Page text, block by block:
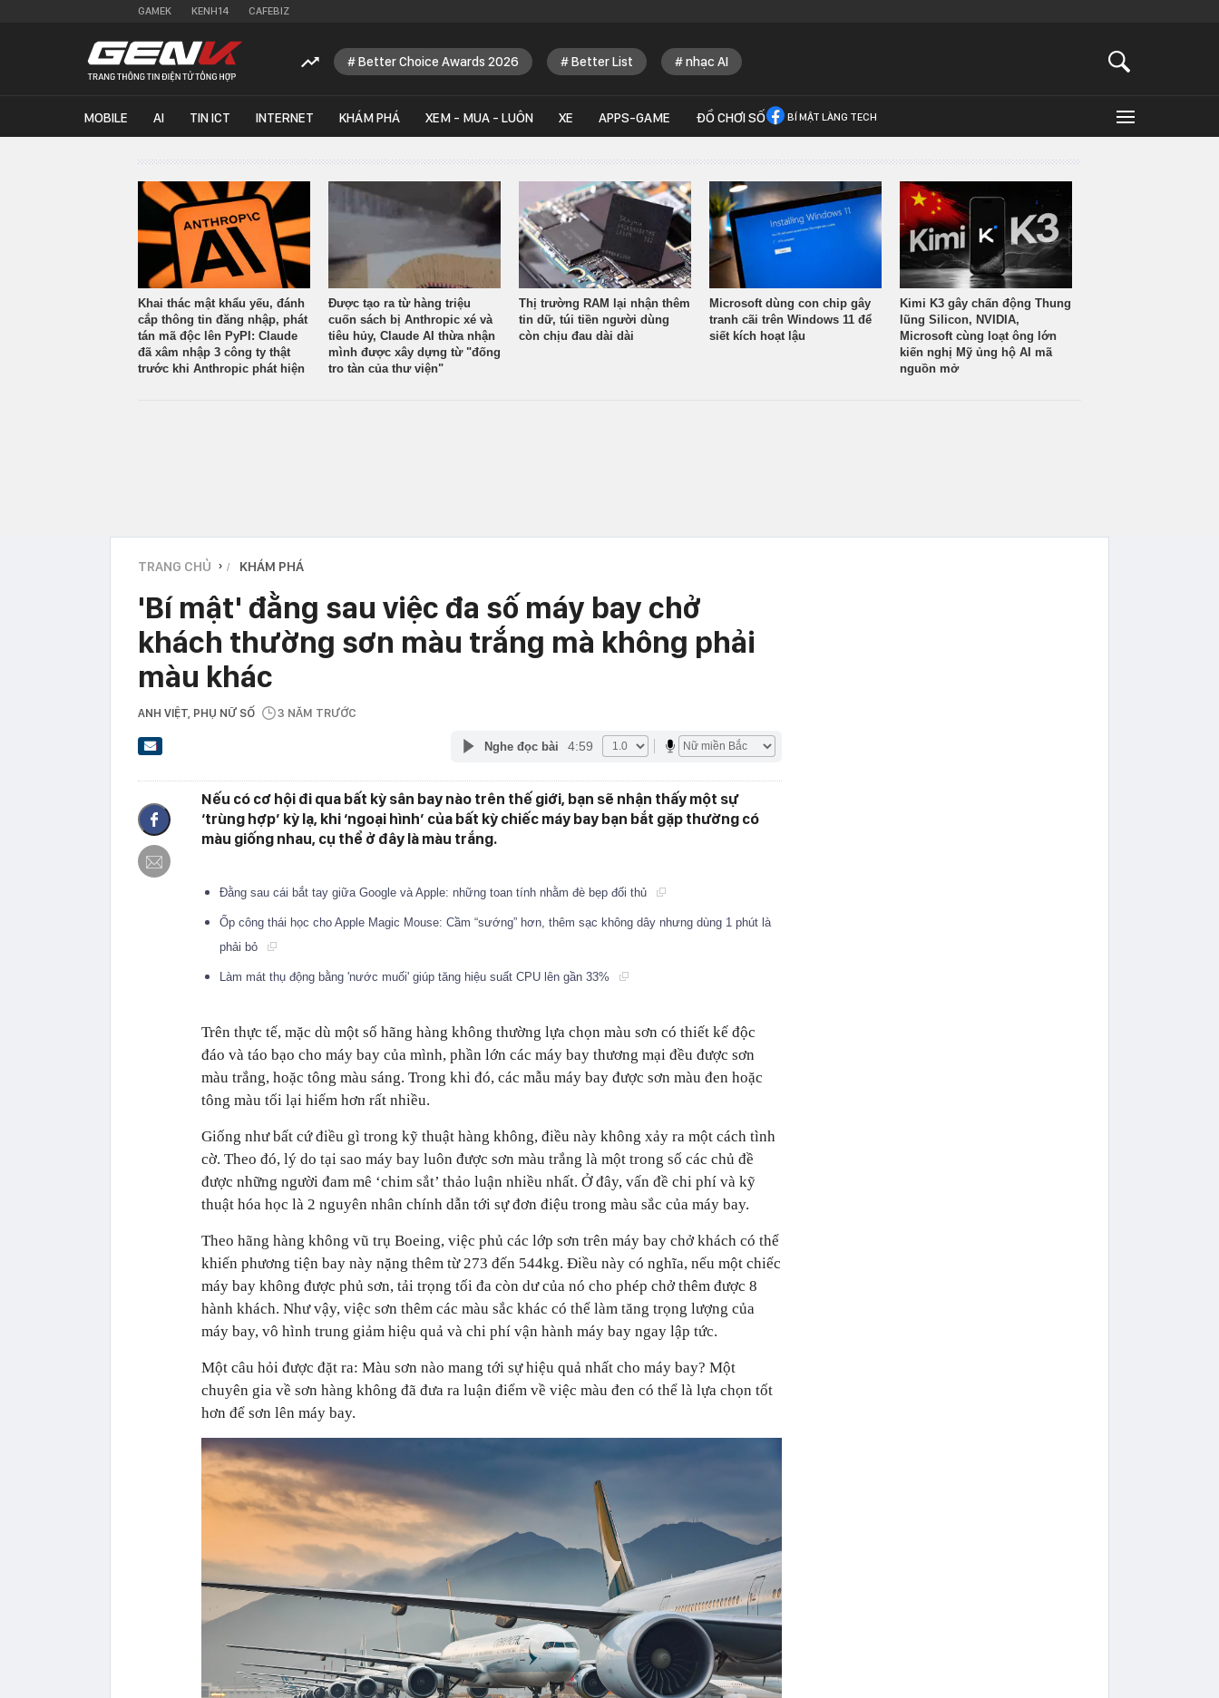
GAMEK KENH14 CAFEBIZ
Better Choice Awards 2026 Better List nhạc AI
MOBILE AI TIN ICT INTERNET KHÁM PHÁ XEM - MUA - LUÔN XE APPS-GAME ĐỒ CHƠI SỐ BÍ MẬT LÀNG TECH
Khai thác mật khẩu yếu, đánh
cắp thông tin đăng nhập, phát
tán mã độc lên PyPI: Claude
đã xâm nhập 3 công ty thật
trước khi Anthropic phát hiện
Được tạo ra từ hàng triệu
cuốn sách bị Anthropic xé và
tiêu hủy, Claude AI thừa nhận
mình được xây dựng từ "đống
tro tàn của thư viện"
Thị trường RAM lại nhận thêm
tin dữ, túi tiền người dùng
còn chịu đau dài dài
Microsoft dùng con chip gây
tranh cãi trên Windows 11 để
siết kích hoạt lậu
Kimi K3 gây chấn động Thung
lũng Silicon, NVIDIA,
Microsoft cùng loạt ông lớn
kiến nghị Mỹ ủng hộ AI mã
nguồn mở
TRANG CHỦ › KHÁM PHÁ
'Bí mật' đằng sau việc đa số máy bay chở
khách thường sơn màu trắng mà không phải
màu khác
ANH VIỆT , PHỤ NỮ SỐ 3 NĂM TRƯỚC
Nghe đọc bài 4:59
Nếu có cơ hội đi qua bất kỳ sân bay nào trên thế giới, bạn sẽ nhận thấy một sự
‘trùng hợp’ kỳ lạ, khi ‘ngoại hình’ của bất kỳ chiếc máy bay bạn bắt gặp thường có
màu giống nhau, cụ thể ở đây là màu trắng.
Đằng sau cái bắt tay giữa Google và Apple: những toan tính nhằm đè bẹp đối thủ
Ốp công thái học cho Apple Magic Mouse: Cầm “sướng” hơn, thêm sạc không dây nhưng dùng 1 phút là
phải bỏ
Làm mát thụ động bằng 'nước muối' giúp tăng hiệu suất CPU lên gần 33%
Trên thực tế, mặc dù một số hãng hàng không thường lựa chọn màu sơn có thiết kế độc
đáo và táo bạo cho máy bay của mình, phần lớn các máy bay thương mại đều được sơn
màu trắng, hoặc tông màu sáng. Trong khi đó, các mẫu máy bay được sơn màu đen hoặc
tông màu tối lại hiếm hơn rất nhiều.
Giống như bất cứ điều gì trong kỹ thuật hàng không, điều này không xảy ra một cách tình
cờ. Theo đó, lý do tại sao máy bay luôn được sơn màu trắng là một trong số các chủ đề
được những người đam mê ‘chim sắt’ thảo luận nhiều nhất. Ở đây, vấn đề chi phí và kỹ
thuật hóa học là 2 nguyên nhân chính dẫn tới sự đơn điệu trong màu sắc của máy bay.
Theo hãng hàng không vũ trụ Boeing, việc phủ các lớp sơn trên máy bay chở khách có thể
khiến phương tiện bay này nặng thêm từ 273 đến 544kg. Điều này có nghĩa, nếu một chiếc
máy bay không được phủ sơn, tải trọng tối đa còn dư của nó cho phép chở thêm được 8
hành khách. Như vậy, việc sơn thêm các màu sắc khác có thể làm tăng trọng lượng của
máy bay, vô hình trung giảm hiệu quả và chi phí vận hành máy bay ngay lập tức.
Một câu hỏi được đặt ra: Màu sơn nào mang tới sự hiệu quả nhất cho máy bay? Một
chuyên gia về sơn hàng không đã đưa ra luận điểm về việc màu đen có thể là lựa chọn tốt
hơn để sơn lên máy bay.